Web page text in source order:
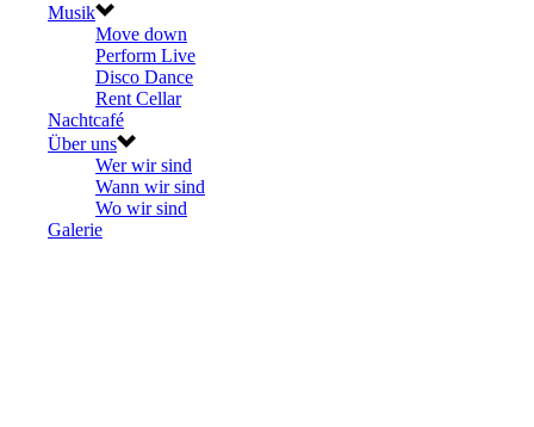
Musik
Move down
Perform Live
Disco Dance
Rent Cellar
Nachtcafé
Über uns
Wer wir sind
Wann wir sind
Wo wir sind
Galerie